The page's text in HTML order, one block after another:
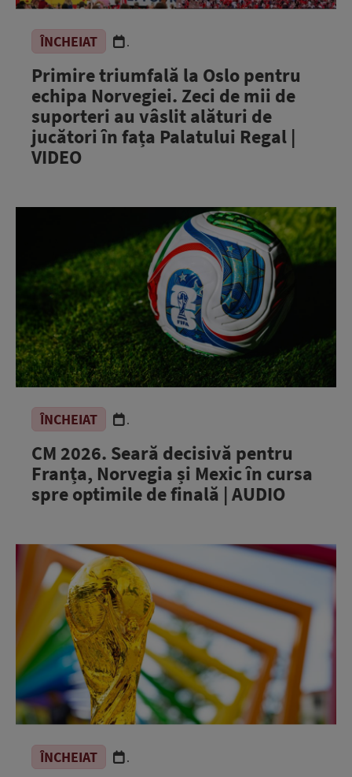
ÎNCHEIAT .
Primire triumfală la Oslo pentru
echipa Norvegiei. Zeci de mii de
suporteri au vâslit alături de
jucători în fața Palatului Regal |
VIDEO
ÎNCHEIAT .
CM 2026. Seară decisivă pentru
Franța, Norvegia și Mexic în cursa
spre optimile de finală | AUDIO
ÎNCHEIAT .